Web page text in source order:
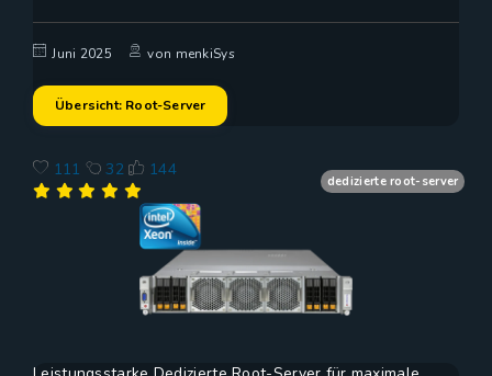
Juni 2025 von menkiSys
Übersicht: Root-Server
111 32 144
dedizierte root-server